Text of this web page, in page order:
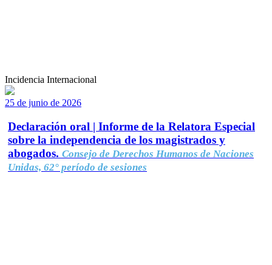
Incidencia Internacional
25 de junio de 2026
Declaración oral | Informe de la Relatora Especial
sobre la independencia de los magistrados y
abogados. Consejo de Derechos Humanos de Naciones
Unidas, 62° período de sesiones